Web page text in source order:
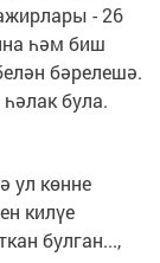
- 26
һәм биш
бәрелешә.
була.
ул көнне
килүе
булган...,